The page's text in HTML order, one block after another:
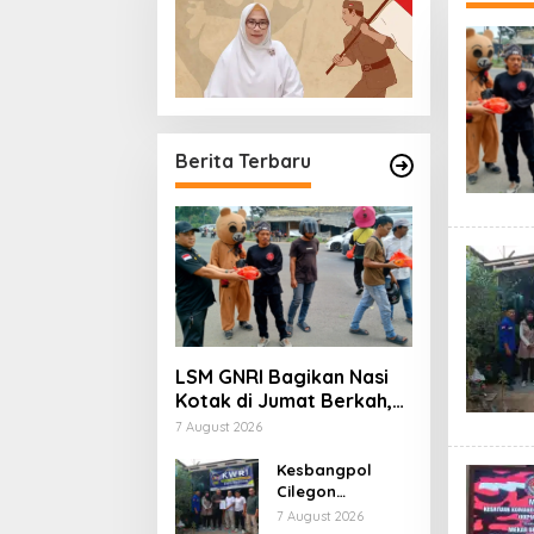
Berita Terbaru
LSM GNRI Bagikan Nasi
Kotak di Jumat Berkah,
Warga Sambut Antusias
7 August 2026
Kesbangpol
Cilegon
Berkunjung
7 August 2026
Banten